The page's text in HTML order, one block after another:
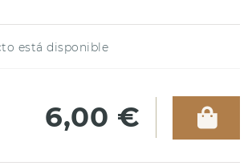
está disponible
6,00 €